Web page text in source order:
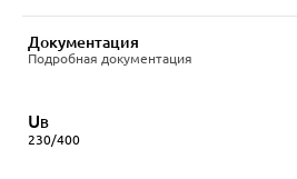
Документация
Подробная документация
UВ
230/400